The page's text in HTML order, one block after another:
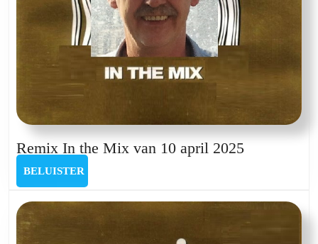
Remix In the Mix van 10 april 2025Remix
Mix
van
BELUISTER